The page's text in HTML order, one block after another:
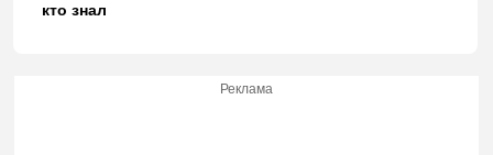
кто знал
Реклама